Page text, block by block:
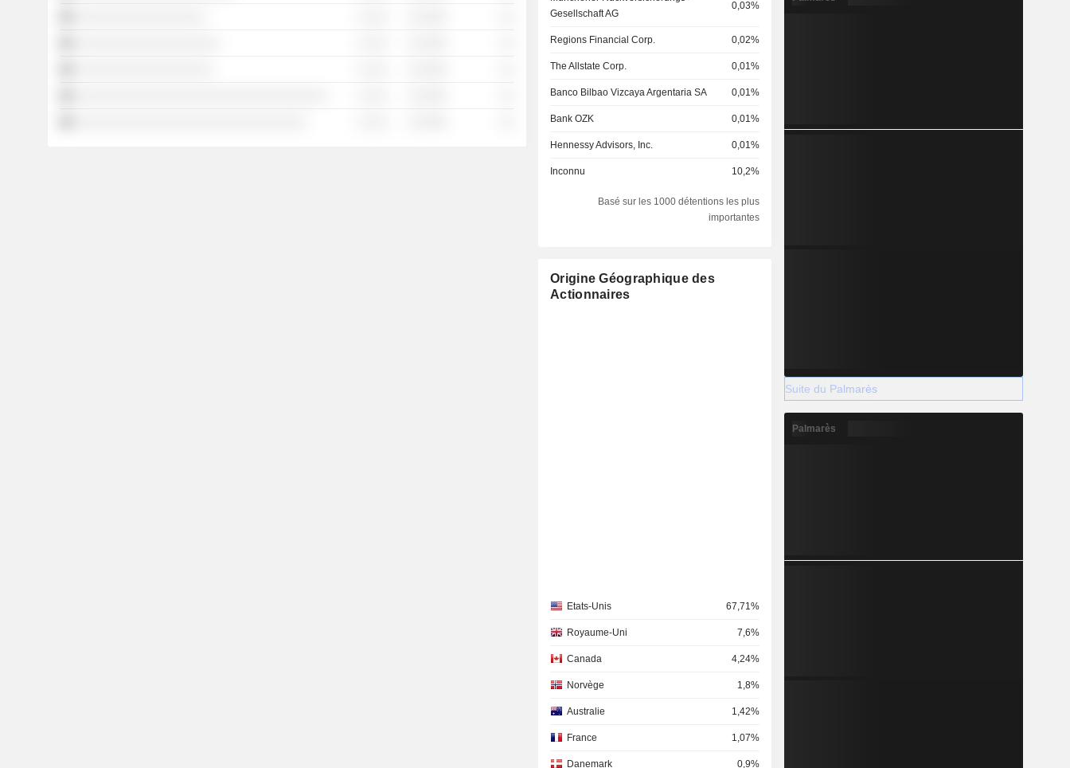
Gesellschaft AG
0,03%
Regions Financial Corp. 0,02%
The Allstate Corp. 0,01%
Banco Bilbao Vizcaya Argentaria SA 0,01%
Bank OZK 0,01%
Hennessy Advisors, Inc. 0,01%
Inconnu 10,2%
Basé sur les 1000 détentions les plus
importantes
Origine Géographique des
Actionnaires
Etats-Unis 67,71%
Royaume-Uni 7,6%
Canada 4,24%
Norvège 1,8%
Australie 1,42%
France 1,07%
Danemark 0,9%
Suite du Palmarès
Palmarès